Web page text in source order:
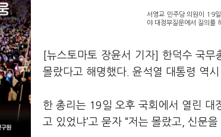
서영교 민주당 의원이 19
야 대정부질문에서 질의를
[뉴스토마토 장윤서 기자] 한덕수 국
몰랐다고 해명했다. 윤석열 대통령 역
한 총리는 19일 오후 국회에서 열린 대
고 있었냐’고 묻자 “저는 몰랐고, 신문